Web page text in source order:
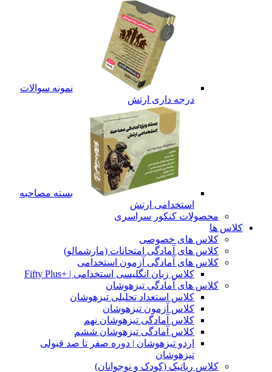
نمونه سوالات
درجه داری ارتش
بسته مصاحبه
استخدامی ارتش
محصولات کنکور سراسری
کلاس های خصوصی
کلاس های آمادگی امتحانات (مارشمالو)
کلاس های آمادگی آزمون استخدامی
کلاس زبان انگلیسی استخدامی | +Fifty Plus
کلاس های آمادگی تیزهوشان
کلاس استعداد تحلیلی تیزهوشان
کلاس آزمون تیزهوشان
کلاس آمادگی تیزهوشان نهم
کلاس آمادگی تیزهوشان ششم
اردو تیزهوشان | دوره صفر تا صد قبولی
کلاس رباتیک (کودک و نوجوانان)